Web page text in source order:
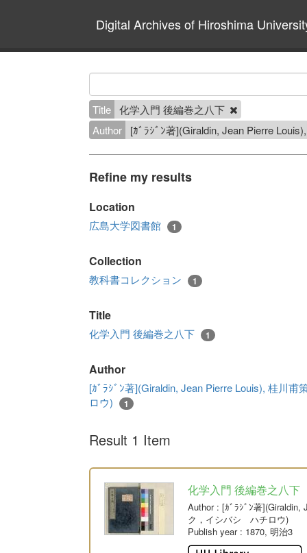
Digital Archives of Hiroshima
Title 化学入門 後編巻之八下
Author
[ｶﾞﾗｼﾞﾝ著](Giraldin, Jean Pierre
Refine my results
Location
広島大学図書館 1
Collection
教科書コレクション 1
Title
化学入門 後編巻之八下 1
Author
[ｶﾞﾗｼﾞﾝ著](Giraldin, Jean Pierre Louis), 桂川
ロウ)
1
Result 1 Item
化学入門 後編巻之八下
Author: [ｶﾞﾗｼﾞﾝ著](Giraldin,
ク，イシバシ ハチロウ)
Publish year: 1870, 明治3